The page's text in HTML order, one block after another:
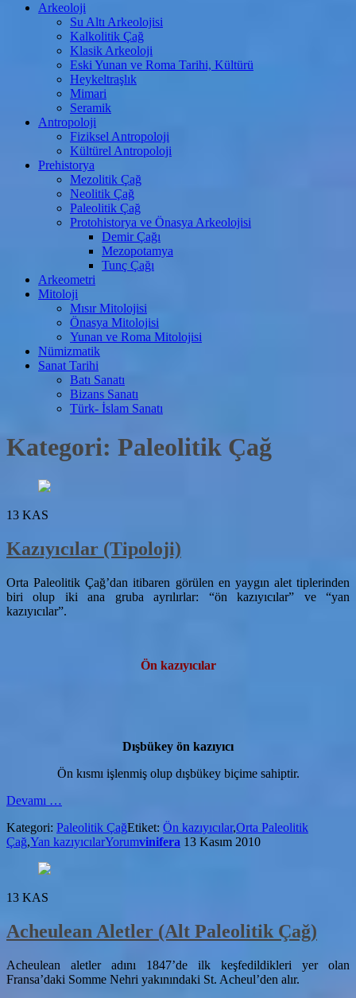
Arkeoloji
Su Altı Arkeolojisi
Kalkolitik Çağ
Klasik Arkeoloji
Eski Yunan ve Roma Tarihi, Kültürü
Heykeltraşlık
Mimari
Seramik
Antropoloji
Fiziksel Antropoloji
Kültürel Antropoloji
Prehistorya
Mezolitik Çağ
Neolitik Çağ
Paleolitik Çağ
Protohistorya ve Önasya Arkeolojisi
Demir Çağı
Mezopotamya
Tunç Çağı
Arkeometri
Mitoloji
Mısır Mitolojisi
Önasya Mitolojisi
Yunan ve Roma Mitolojisi
Nümizmatik
Sanat Tarihi
Batı Sanatı
Bizans Sanatı
Türk- İslam Sanatı
Kategori: Paleolitik Çağ
13 KAS
Kazıyıcılar (Tipoloji)
Orta Paleolitik Çağ’dan itibaren görülen en yaygın alet tiplerinden
biri olup iki ana gruba ayrılırlar: “ön kazıyıcılar” ve “yan
kazıyıcılar”.
Ön kazıyıcılar
Dışbükey ön kazıyıcı
Ön kısmı işlenmiş olup dışbükey biçime sahiptir.
Devamı …
Kategori: Paleolitik ÇağEtiket: Ön kazıyıcılar,Orta Paleolitik
Çağ,Yan kazıyıcılarYorumvinifera 13 Kasım 2010
13 KAS
Acheulean Aletler (Alt Paleolitik Çağ)
Acheulean aletler adını 1847’de ilk keşfedildikleri yer olan
Fransa’daki Somme Nehri yakınındaki St. Acheul’den alır.